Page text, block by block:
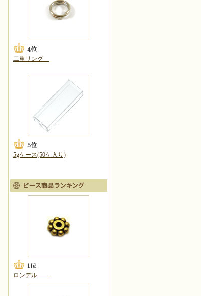
二重リング
5gケース(50ケ入り)
ロンデル